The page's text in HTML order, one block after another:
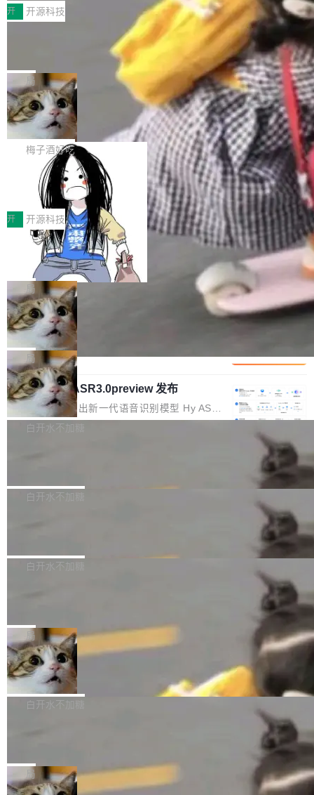
持续开源更多基于UCL-Engine的高性能通信组
件。 腾讯网平团队在UCL-MPComm中实现了一
个独立于业务线程的全局通信引擎（Engine），
经开始引入 AI Coding 工具，通过调用公有云模
型或企业内部部署模型提升研发效率。但随着 AI
Coding 从个人辅助工具逐步走向团队级、组织
级应用，企业在规模化落地过程中，对安全性、
可控性和代码质量提出了更高要求。 首先是数据
安全与合规要求。对于大多数普通研发场景，公
有云模型能够满足快速试用和效率提升的需求。
但对于金融、能源、医疗等对数据安全要求较...
智能应用典型案例名单》，集中展示人工智能在
各领域的应用成果，覆盖技术底座、行业赋能、
产品应用、支撑保障、专题等五大方向。深信服
AI算力网关（AI创新平台）成功入选！ 随着各行
各业的Agent走向规模化建设，算力构成形态逐
渐丰富，用户关注的重点也在发生变化：不只是
让AI用起来，还要进一步看清混合算力时代下，
Token花在哪里、算力是否被充分利用，以及持
续增长的AI成本该如何优化。 深信服AI算力网关
正是围绕这些实际问题，从Token治理和成本治
理两个方面，让用户的每一份算力都看得清、管
得住、用得稳、省得下、更安全！ 一、从现在开
始，Token使用一目...
开 开源科技
Jeff Dean 离开 Google：一个时代的结
束，一个实验室的开始
Google 员工编号 20。MapReduce 作者之一。
Bigtable 作者之一。TensorFlow 的作者之一。
Gemini 的架构师。Google 首席科学家。 Jeff D
ean 在 Google 工作了 27 年后，宣布离职。 他
不是一个人走。一同离开的还有 Sanjay Ghema
wat（Google 员工编号 23，Jeff Dean 二十多
年的编程搭档，MapReduce 和 Bigtable 的共同
作者）、Quoc Le（Google 大脑核心成员，Se
q2Seq 和 DocAI 的共同发明人）以及 Oriol Vin
yals（Gemini 联合负责人，AlphaSta...
局
🔥 SolonCode v2026.8.4 发布：界面
字体可调、22 种语言、记忆搜索增强
打开终端就能上岗的全中文编码智能体，这一轮
把「看得清、用母语、记得住」三件事一次补
齐。 SolonCode 是什么 SolonCode 是杭州无
耳科技研发的企业级终端编码智能体——一位全
中文驱动的数字员工，自主理解需求、规划步
骤、编写代码。不挑模型、不挑平台，curl 一行
装完即用。 开源地址：Gitee · GitCode · GitHu
b 安装 支持 Java 8+（8~26）、macOS / Linu
x / Windows / Harmony PC。 # macOS / Linu
x / Harmony PC curl -fsSL https://solon.noea
r.org/solon...
梅子酒好吃
让“代码语义理解”深度释放AI Coding
价值潜能：华为云码道（CodeArts）
代码仓技术解析
一、代码仓深度理解技术的作用与价值 在软件工
程实践中，代码仓是企业核心知识资产的主要载
体。企业级代码仓库通常包含数十万乃至数百万
个文件，其规模远超单次模型调用可承载的上下
文窗口。随着项目规模的持续扩张与代码历史的
不断累积，代码仓中的模块关系、接口契约、业
务逻辑等关键信息往往分散于数十乃至数百个文
件之中，形成高度复杂的知识关联网络。传统的
代码检索手段（如关键词匹配、目录遍历）仅能
在语法层面完成文本定位，难以触及代码的语义
内涵与结构关联，导致开发者使用代码智能体在
理解大规模代码仓时面临显著"代码仓理解"瓶
颈。 代码仓深度理解服务（以下简称" CodeBas
e深度理解服务"）是华为云码道（CodeA...
开 开源科技
一条“删库”命令跑 17 小时，算法工程
师删光 89TB 数据只为干私活
最高人民检察院8月4日公布了一起案件：北京一
名90后算法工程师王某，为了给自己接的私活腾
服务器空间，删光了公司AI游戏部门的全部核心
数据。 王某2024年1月入职东城区某科技公司AI
短剧部门，有互联网大厂背景。在公司内部架构
调整期间，部门三次通知全员将数据从A集群迁
移到B集群，王某都回复了"收到"。 他没有迁移
数据。2024年9月3日下午4点，他使用此前登录
的账号密码进入A集群，输入了一条被程序员圈
称为"删库跑路"的命令——最高管理员权限、无
自研的多个文生3D和...
局
Cloudflare 分享推理优化实践：KV ca
che 量化 + 权重压缩，吞吐量提升 4
1%，成本降 30%
Kimi 和 GLM 是当前最强的大模型系列之一，但
它们有一个共同的问题：太吃显存了。月之暗面
的 Kimi K 系列和智谱的 GLM 都是长上下文、M
oE 架构的大模型，好用到让人上瘾，但 GPU 显
存永远不够用。 Cloudflare 的 Workers AI 团队
一直在跑这些模型的推理。他们在官方博客上发
整性保护。效果是：吞吐量提升 41%，每 token
局
腾讯混元 Hy ASR3.0preview 发布
腾讯混元正式推出新一代语音识别模型 Hy ASR
3.0preview。基于最新一代大语言模型 Hy3 的
让语音识别不再只是听清，而是真正听懂。通过
w 不要求标准普通话，方言识别覆盖粤语、吴语
白开水不加糖
新和少量网页兼容性修复版本。 Changes/fixe
容提供的字体时出现的几个问题 为避免音频加
质的最低采样率）的音频格式将被拒绝 修复了 C
SS 圆角虚线样式中可能存在的问题 如果表单中
的图像元素不在同一个子树中，则它们将不再关
联 加...
白开水不加糖
发布的 Release Notes，他利用 AI 工具（如 Co
最强的若干项。对于尚未正式发版的 PG 19，则
通过拉取过去一年内（从 PG 18 Beta1 时间点
至今）的所有 commit，同样交由 AI 分析提炼。
经过人工复核，准确度令人满意。这一方法也为
社区爱好者提供了高效跟踪新版本的思路。
白开水不加糖
维护工作一直与我的日常工作、家务、社交生活
和休闲娱乐竞争时间。" 这是 libexpat 维护者 S
ebastian Pipping 写在博客里的话。8 月 4 日，
他宣布了一个新消息：从 2026 年 8 月 1 日起，
他可以全职维护 libexpat 了，最长 6 个月。发
库之一。你的操作系统、浏览器、无数的基础设
施软件，很可能都在用它。而过去十年，维护它
局
Firefox 153.0.3 发布
Firefox 153.0.3 现已发布，具体更新内容如
下： New Smart Window 包含多项增强功能：
gi?id=2019042">Bug&nbsp;2019042</a>）</l
i> <li>现在，助手可以直接使用 Exa 的网络搜索
白开水不加糖
的 npm 包。项目的核心论点是：容器不适合 Ag
ent 计算。真正适合的，是 Isolate。 Cloudflare
局